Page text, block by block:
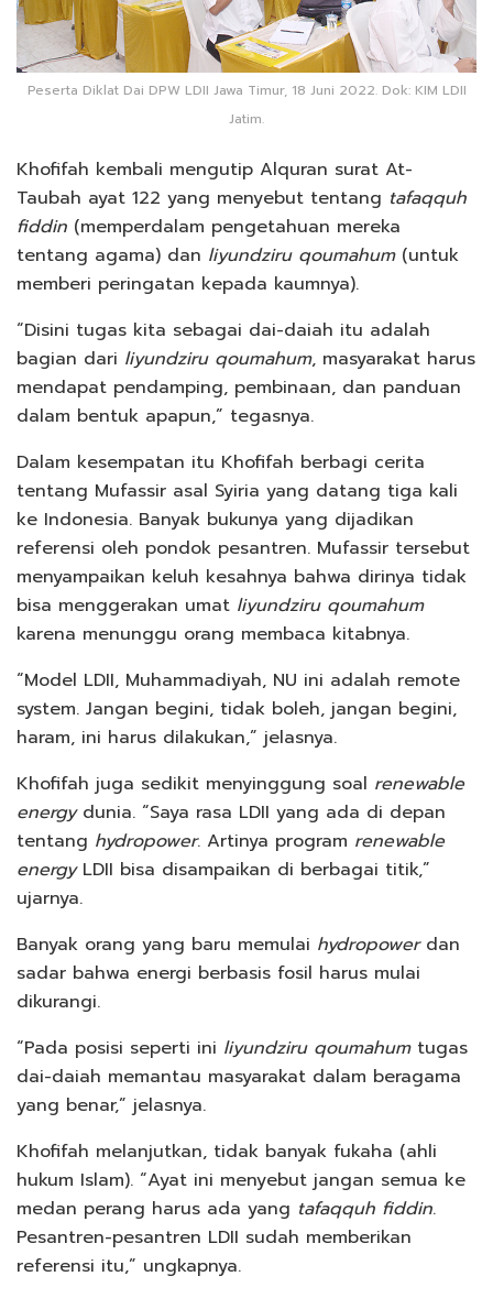
Peserta Diklat Dai DPW LDII Jawa Timur, 18 Juni 2022. Dok: KIM LDII
Jatim.
Khofifah kembali mengutip Alquran surat At-
Taubah ayat 122 yang menyebut tentang tafaqquh
fiddin (memperdalam pengetahuan mereka
tentang agama) dan liyundziru qoumahum(untuk
memberi peringatan kepada kaumnya).
“Disini tugas kita sebagai dai-daiah itu adalah
bagian dari liyundziru qoumahum, masyarakat harus
mendapat pendamping, pembinaan, dan panduan
dalam bentuk apapun,” tegasnya.
Dalam kesempatan itu Khofifah berbagi cerita
tentang Mufassir asal Syiria yang datang tiga kali
ke Indonesia. Banyak bukunya yang dijadikan
referensi oleh pondok pesantren. Mufassir tersebut
menyampaikan keluh kesahnya bahwa dirinya tidak
bisa menggerakan umat liyundziru qoumahum
karena menunggu orang membaca kitabnya.
“Model LDII, Muhammadiyah, NU ini adalah remote
system. Jangan begini, tidak boleh, jangan begini,
haram, ini harus dilakukan,” jelasnya.
Khofifah juga sedikit menyinggung soal renewable
energydunia. “Saya rasa LDII yang ada di depan
tentang hydropower. Artinya program renewable
energyLDII bisa disampaikan di berbagai titik,”
ujarnya.
Banyak orang yang baru memulai hydropowerdan
sadar bahwa energi berbasis fosil harus mulai
dikurangi.
“Pada posisi seperti ini liyundziru qoumahumtugas
dai-daiah memantau masyarakat dalam beragama
yang benar,” jelasnya.
Khofifah melanjutkan, tidak banyak fukaha (ahli
hukum Islam). “Ayat ini menyebut jangan semua ke
medan perang harus ada yang tafaqquh fiddin.
Pesantren-pesantren LDII sudah memberikan
referensi itu,” ungkapnya.